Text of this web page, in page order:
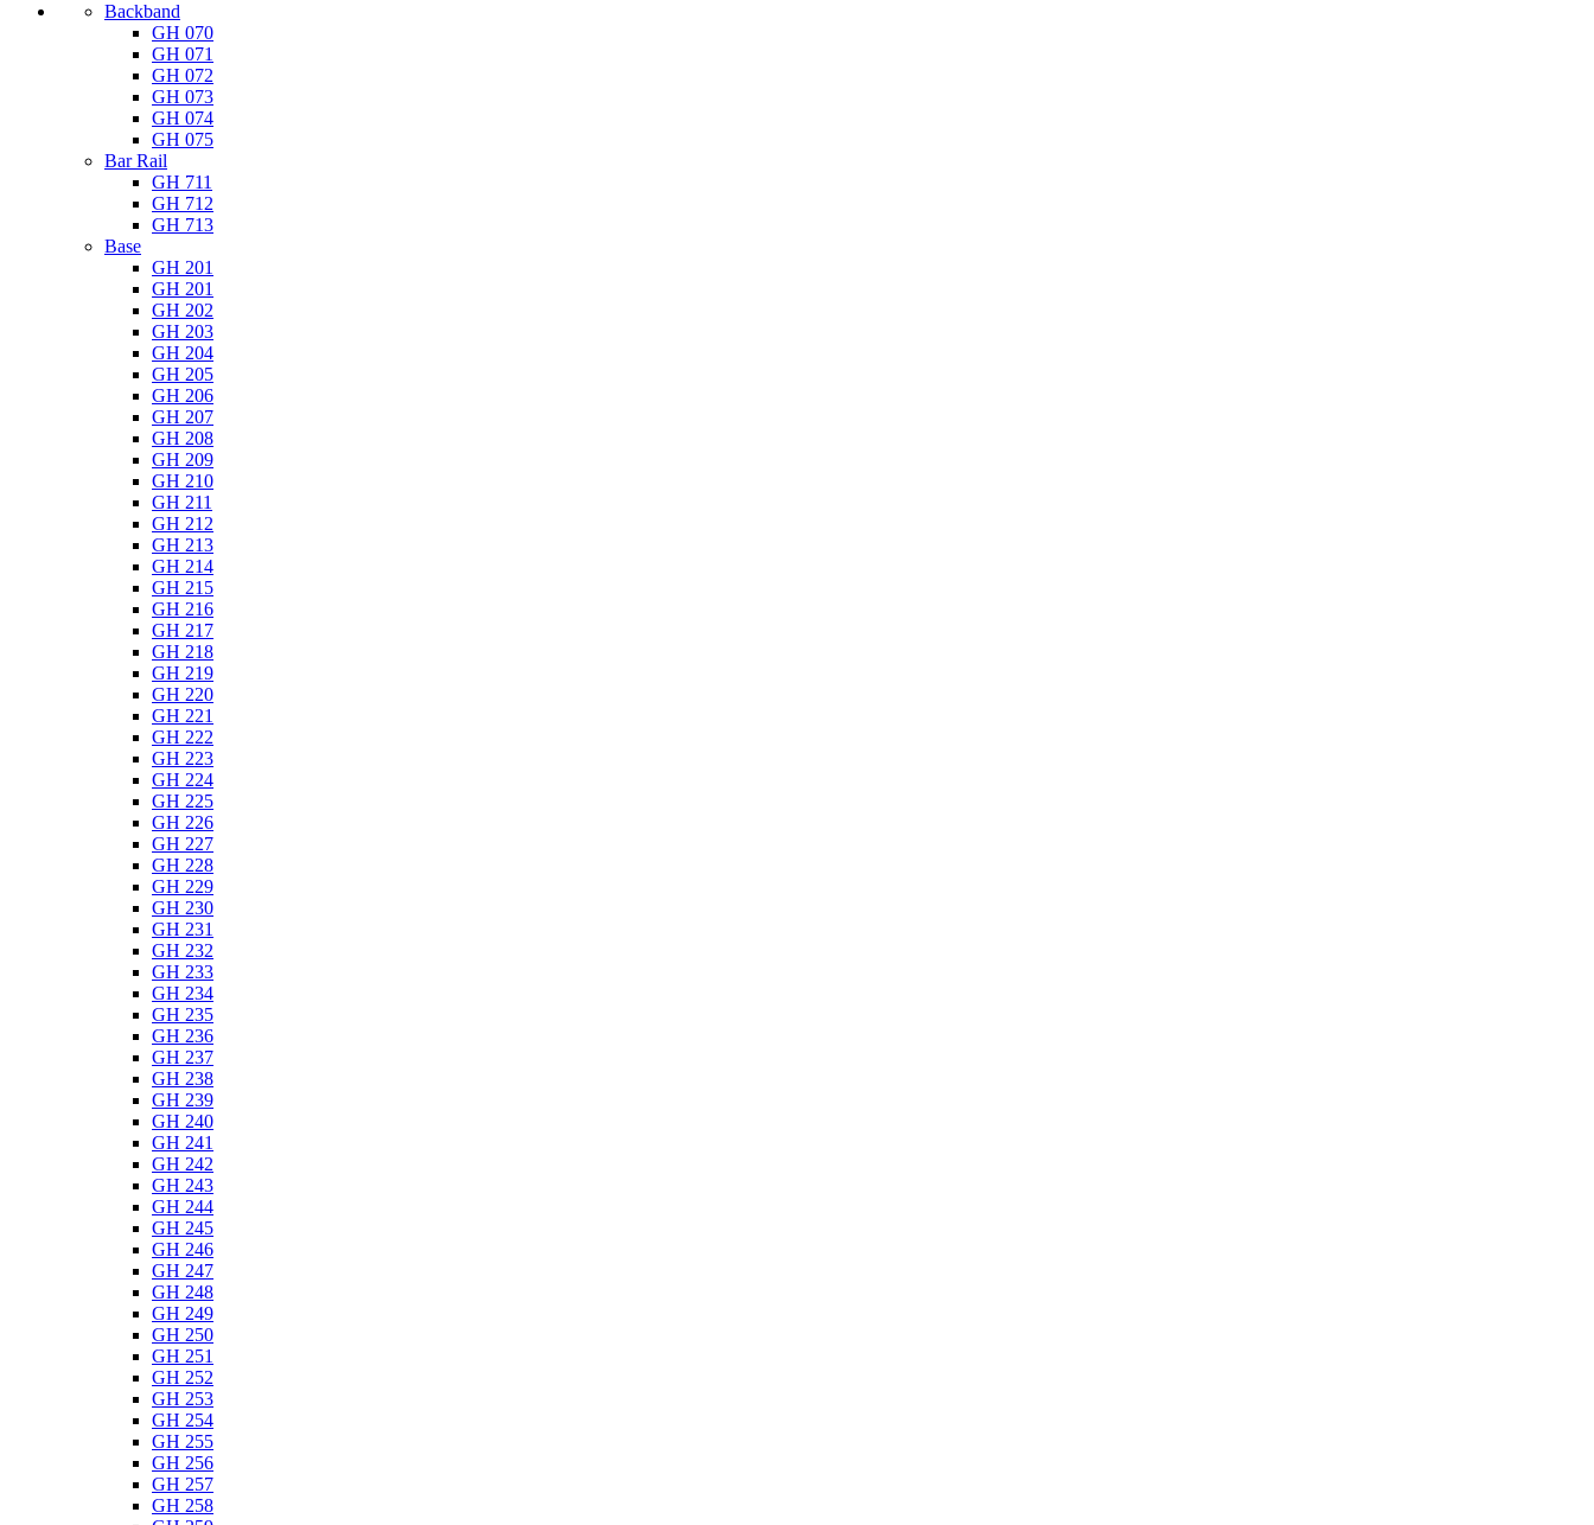
Backband
GH 070
GH 071
GH 072
GH 073
GH 074
GH 075
Bar Rail
GH 711
GH 712
GH 713
Base
GH 201
GH 201
GH 202
GH 203
GH 204
GH 205
GH 206
GH 207
GH 208
GH 209
GH 210
GH 211
GH 212
GH 213
GH 214
GH 215
GH 216
GH 217
GH 218
GH 219
GH 220
GH 221
GH 222
GH 223
GH 224
GH 225
GH 226
GH 227
GH 228
GH 229
GH 230
GH 231
GH 232
GH 233
GH 234
GH 235
GH 236
GH 237
GH 238
GH 239
GH 240
GH 241
GH 242
GH 243
GH 244
GH 245
GH 246
GH 247
GH 248
GH 249
GH 250
GH 251
GH 252
GH 253
GH 254
GH 255
GH 256
GH 257
GH 258